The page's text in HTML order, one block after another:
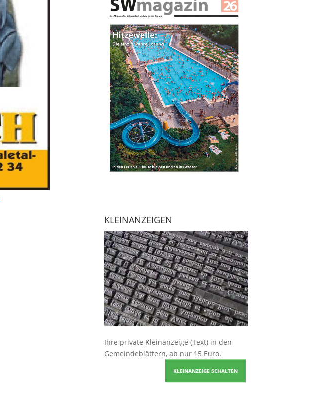
KLEINANZEIGEN
Ihre private Kleinanzeige (Text) in den
Gemeindeblättern, ab nur 15 Euro.
KLEINANZEIGE SCHALTEN